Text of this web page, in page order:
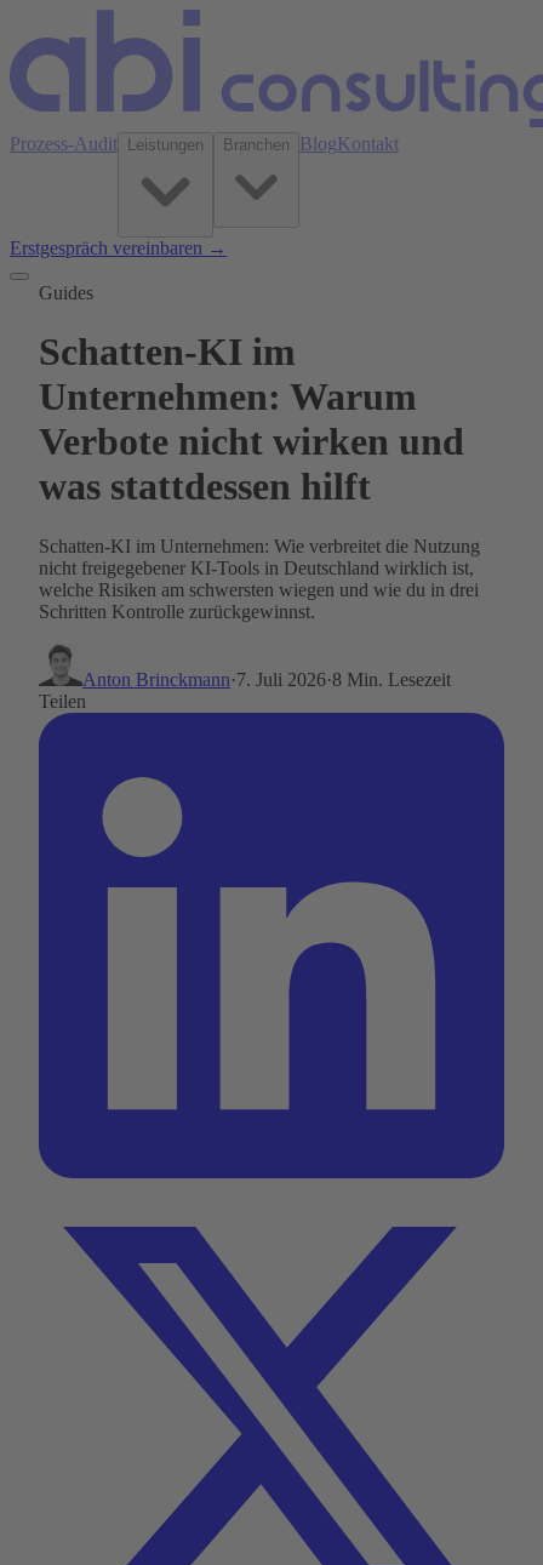
Prozess-Audit Leistungen Branchen BlogKontakt
Erstgespräch vereinbaren →
Guides
Schatten-KI im
Unternehmen: Warum
Verbote nicht wirken und
was stattdessen hilft
Schatten-KI im Unternehmen: Wie verbreitet die Nutzung
nicht freigegebener KI-Tools in Deutschland wirklich ist,
welche Risiken am schwersten wiegen und wie du in drei
Schritten Kontrolle zurückgewinnst.
Anton Brinckmann·7. Juli 2026·8 Min. Lesezeit
Teilen